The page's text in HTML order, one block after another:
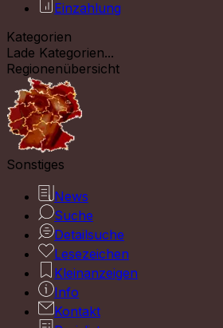
Einzahlung
Kategorien
Lade Kategorien...
Regionenübersicht
Sonstiges
News
Suche
Detailsuche
Lesezeichen
Kleinanzeigen
Info
Kontakt